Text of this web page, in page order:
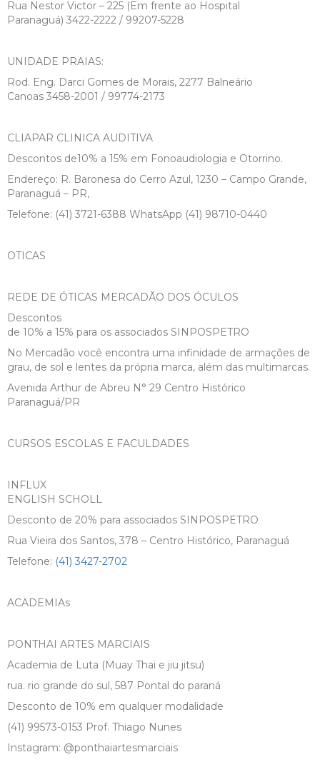
Rua Nestor Victor – 225 (Em frente ao Hospital
Paranaguá) 3422-2222 / 99207-5228
UNIDADE PRAIAS:
Rod. Eng. Darci Gomes de Morais, 2277 Balneário
Canoas 3458-2001 / 99774-2173
CLIAPAR CLINICA AUDITIVA
Descontos de10% a 15% em Fonoaudiologia e Otorrino.
Endereço: R. Baronesa do Cerro Azul, 1230 – Campo Grande,
Paranaguá – PR,
Telefone: (41) 3721-6388 WhatsApp (41) 98710-0440
OTICAS
REDE DE ÓTICAS MERCADÃO DOS ÓCULOS
Descontos
de 10% a 15% para os associados SINPOSPETRO
No Mercadão você encontra uma infinidade de armações de
grau, de sol e lentes da própria marca, além das multimarcas.
Avenida Arthur de Abreu N° 29 Centro Histórico
Paranaguá/PR
CURSOS ESCOLAS E FACULDADES
INFLUX
ENGLISH SCHOLL
Desconto de 20% para associados SINPOSPETRO
Rua Vieira dos Santos, 378 – Centro Histórico, Paranaguá
Telefone: (41) 3427-2702
ACADEMIAs
PONTHAI ARTES MARCIAIS
Academia de Luta (Muay Thai e jiu jitsu)
rua. rio grande do sul, 587 Pontal do paraná
Desconto de 10% em qualquer modalidade
(41) 99573-0153 Prof. Thiago Nunes
Instagram: @ponthaiartesmarciais